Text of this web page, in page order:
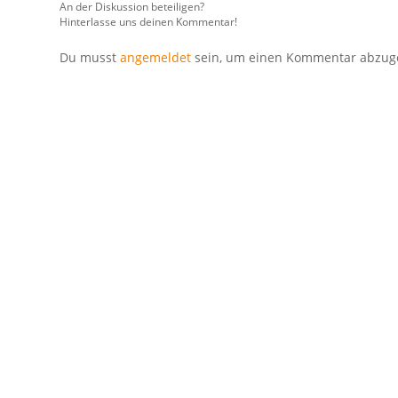
An der Diskussion beteiligen?
Hinterlasse uns deinen Kommentar!
Du musst angemeldet sein, um einen Kommentar